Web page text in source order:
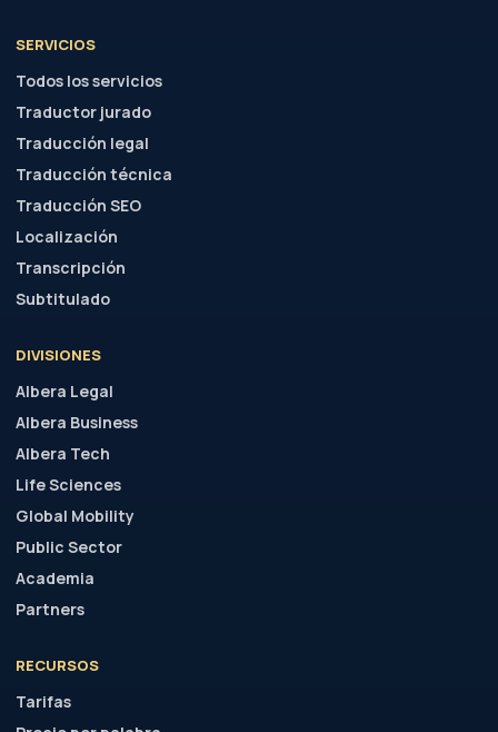
DIVISIONES
Albera Legal
Albera Business
Albera Tech
Life Sciences
Global Mobility
Public Sector
Academia
RECURSOS
Tarifas
Precio por palabra
Recursos para traducción
Cursos para traductores
Seminarios
Programa de referidos
Empresa
CONTACTO